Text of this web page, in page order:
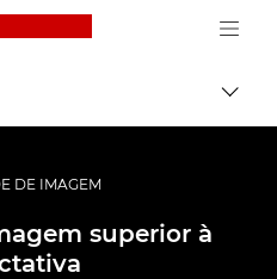
Canon Logo, back
DE IMAGEM
superior à